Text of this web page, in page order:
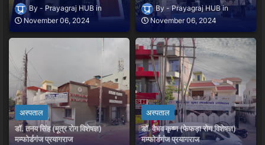
Prayagraj HUB
November 06, 2024
Prayagraj HUB
November 06, 2024
अस्पताल
डॉ. तनय सिंह (मूत्र रोग विशेषज्ञ)
मम्फोर्डगंज प्रयागराज
अस्पताल
डॉ. वैभव कृष्ण (फेफड़ा रोग विशेषज्ञ)
मम्फोर्डगंज प्रयागराज